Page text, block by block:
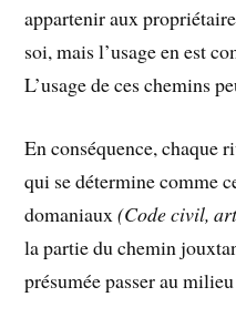
appartenir aux
soi, mais l’usage en est
L’usage de ces chemins
En conséquence, chaque
qui se détermine comme
domaniaux(Code civil,
la partie du chemin
présumée passer au